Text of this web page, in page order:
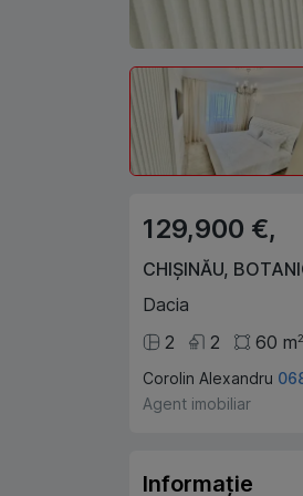
129,900 €,
CHIȘINĂU,
Dacia
2
2 60 m2
Corolin Alexandru
Agent imobiliar
Informație